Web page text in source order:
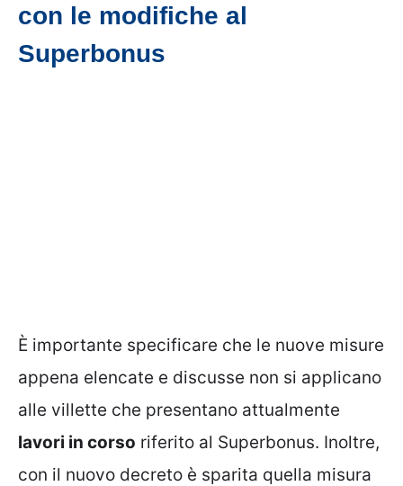
con le modifiche al
Superbonus
È importante specificare che le nuove misure
appena elencate e discusse non si applicano
alle villette che presentano attualmente
lavori in corso riferito al Superbonus. Inoltre,
con il nuovo decreto è sparita quella misura